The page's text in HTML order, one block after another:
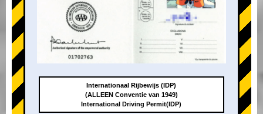
Internationaal Rijbewijs (IDP)
(ALLEEN Conventie van 1949)
International Driving Permit(IDP)